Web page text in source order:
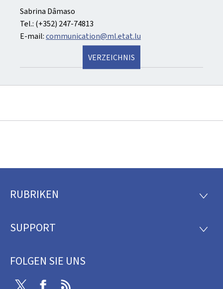
Sabrina Dâmaso
Tel.: (+352) 247-74813
E-mail:communication@ml.etat.lu
VERZEICHNIS
Footer
RUBRIKEN
SUPPORT
FOLGEN SIE UNS
Twitter Facebook